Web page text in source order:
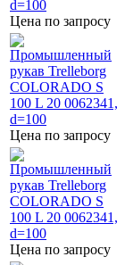
Цена по запросу
Цена по запросу
Цена по запросу